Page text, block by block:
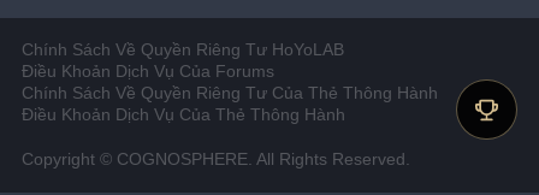
Chính Sách Về Quyền Riêng Tư HoYoLAB
Điều Khoản Dịch Vụ Của Forums
Chính Sách Về Quyền Riêng Tư Của Thẻ Thông Hành
Điều Khoản Dịch Vụ Của Thẻ Thông Hành
Copyright © COGNOSPHERE. All Rights Reserved.